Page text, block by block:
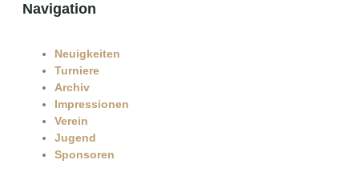
Navigation
Neuigkeiten
Turniere
Archiv
Impressionen
Verein
Jugend
Sponsoren